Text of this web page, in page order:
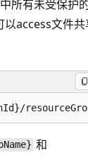
所有未受保护
以access文件
和